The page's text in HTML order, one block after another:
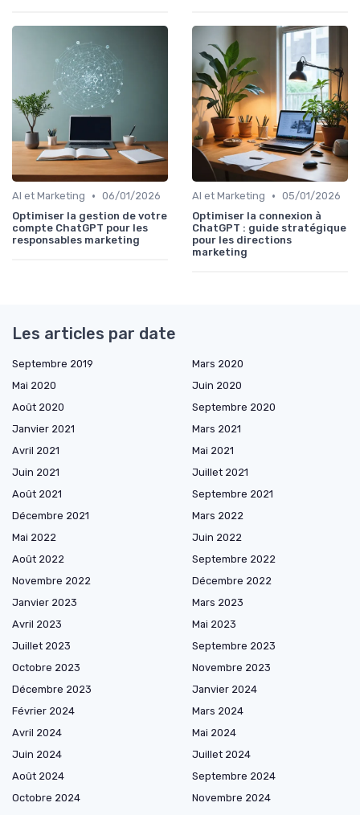
AI et Marketing • 06/01/2026
Optimiser la gestion de votre
compte ChatGPT pour les
responsables marketing
AI et Marketing • 05/01/2026
Optimiser la connexion à
ChatGPT : guide stratégique
pour les directions
marketing
Les articles par date
Septembre 2019
Mars 2020
Mai 2020
Juin 2020
Août 2020
Septembre 2020
Janvier 2021
Mars 2021
Avril 2021
Mai 2021
Juin 2021
Juillet 2021
Août 2021
Septembre 2021
Décembre 2021
Mars 2022
Mai 2022
Juin 2022
Août 2022
Septembre 2022
Novembre 2022
Décembre 2022
Janvier 2023
Mars 2023
Avril 2023
Mai 2023
Juillet 2023
Septembre 2023
Octobre 2023
Novembre 2023
Décembre 2023
Janvier 2024
Février 2024
Mars 2024
Avril 2024
Mai 2024
Juin 2024
Juillet 2024
Août 2024
Septembre 2024
Octobre 2024
Novembre 2024